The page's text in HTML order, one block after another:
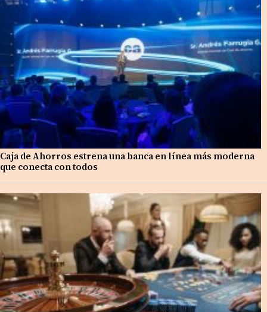
Caja de Ahorros estrena una banca en línea más moderna
que conecta con todos